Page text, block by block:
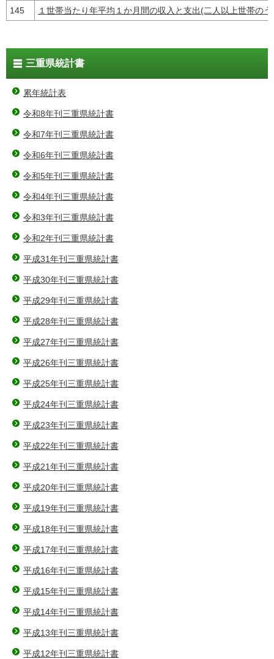
145 １世帯当たり年平均１か月間の収入と支出(二人以上世帯の
三重県統計書
累年統計表
令和8年刊三重県統計書
令和7年刊三重県統計書
令和6年刊三重県統計書
令和5年刊三重県統計書
令和4年刊三重県統計書
令和3年刊三重県統計書
令和2年刊三重県統計書
平成31年刊三重県統計書
平成30年刊三重県統計書
平成29年刊三重県統計書
平成28年刊三重県統計書
平成27年刊三重県統計書
平成26年刊三重県統計書
平成25年刊三重県統計書
平成24年刊三重県統計書
平成23年刊三重県統計書
平成22年刊三重県統計書
平成21年刊三重県統計書
平成20年刊三重県統計書
平成19年刊三重県統計書
平成18年刊三重県統計書
平成17年刊三重県統計書
平成16年刊三重県統計書
平成15年刊三重県統計書
平成14年刊三重県統計書
平成13年刊三重県統計書
平成12年刊三重県統計書